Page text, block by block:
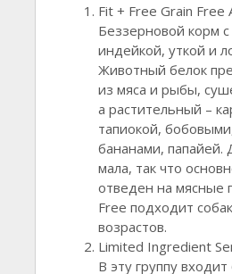
Fit + Free Grain Free
Беззерновой корм
индейкой, уткой и
Животный белок
из мяса и рыбы,
а растительный –
тапиокой,
бананами, папайей.
мала, так что
отведен на мясные
Free подходит
возрастов.
Limited Ingredient
В эту группу входит